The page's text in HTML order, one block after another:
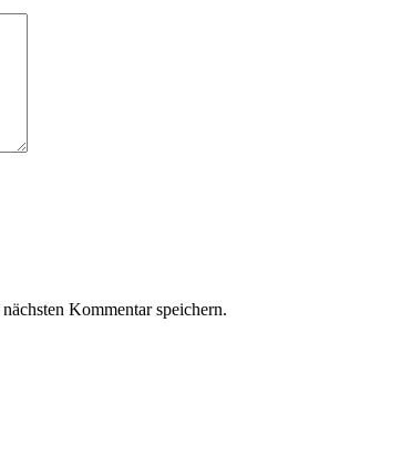
Kommentar speichern.